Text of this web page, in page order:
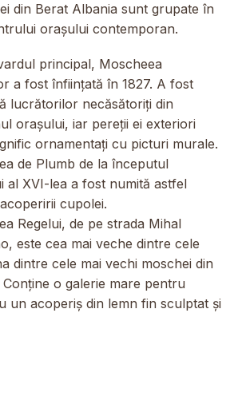
din Berat Albania sunt grupate în
orașului contemporan.
principal, Moscheea
a fost înființată în 1827. A fost
lucrătorilor necăsătoriți din
orașului, iar pereții ei exteriori
ornamentați cu picturi murale.
de Plumb de la începutul
al XVI-lea a fost numită astfel
cupolei.
Regelui, de pe strada Mihal
este cea mai veche dintre cele
dintre cele mai vechi moschei din
Conține o galerie mare pentru
un acoperiș din lemn fin sculptat și